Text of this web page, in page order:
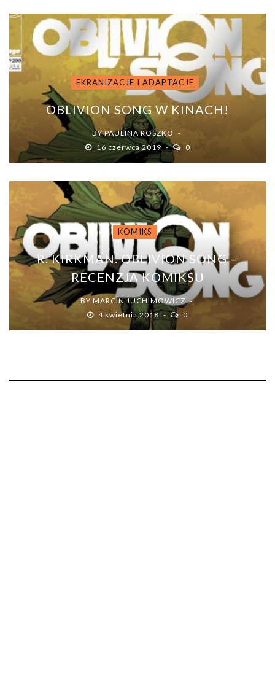
EKRANIZACJE I ADAPTACJE
OBLIVION SONG W KINACH!
BYPAULINA ROSZKO
16 czerwca 2019
0
KOMIKS
R. KIRKMAN. OBLIVION SONG –
RECENZJA KOMIKSU
BY MARCIN JUCHIMOWICZ
4 kwietnia 2018
0